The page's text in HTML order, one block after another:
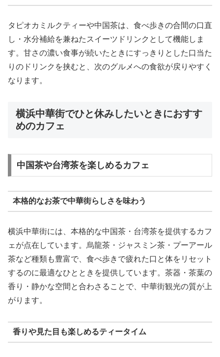
タピオカミルクティーや中国茶は、食べ歩きの合間の口直
し・水分補給を兼ねたスイーツドリンクとして機能しま
す。甘さの濃い食事が続いたときにすっきりとした口当た
りのドリンクを挟むと、次のグルメへの食欲が戻りやすく
なります。
横浜中華街でひと休みしたいときにおすす
めのカフェ
中国茶や台湾茶を楽しめるカフェ
本格的なお茶で中華街らしさを味わう
横浜中華街には、本格的な中国茶・台湾茶を提供するカフ
ェが点在しています。烏龍茶・ジャスミン茶・プーアール
茶など種類も豊富で、食べ歩きで疲れた口と体をリセット
するのに最適なひとときを提供しています。茶器・茶葉の
香り・静かな空間と合わさることで、中華街観光の質が上
がります。
香りや見た目も楽しめるティータイム